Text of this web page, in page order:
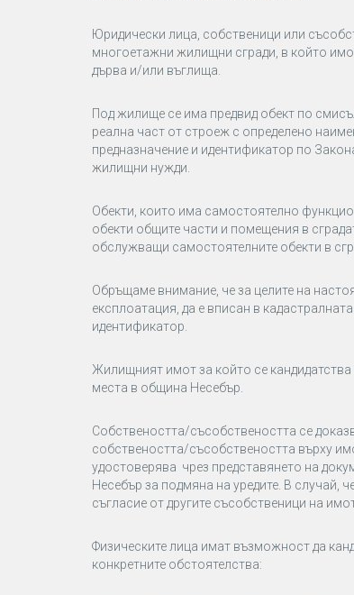
Юридически лица, собственици или
многоетажни жилищни сгради, в който
дърва и/или въглища.
Под жилище се има предвид обект по
реална част от строеж с определено
предназначение и идентификатор по
жилищни нужди.
Обекти, които има самостоятелно
обекти общите части и помещения в
обслужващи самостоятелните обекти в
Обръщаме внимание, че за целите на
експлоатация, да е вписан в
идентификатор.
Жилищният имот за който се кандидатства
места в община Несебър.
Собствеността/съсобствеността се
собствеността/съсобствеността върху
удостоверява чрез представянето на
Несебър за подмяна на уредите. В случай,
съгласие от другите съсобственици на
Физическите лица имат възможност да
конкретните обстоятелства: